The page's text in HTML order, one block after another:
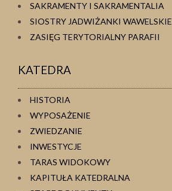
SAKRAMENTY I SAKRAMENTALIA
SIOSTRY JADWIŻANKI WAWELSKIE
ZASIĘG TERYTORIALNY PARAFII
KATEDRA
HISTORIA
WYPOSAŻENIE
ZWIEDZANIE
INWESTYCJE
TARAS WIDOKOWY
KAPITUŁA KATEDRALNA